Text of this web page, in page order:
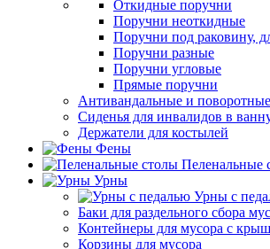
Откидные поручни
Поручни неоткидные
Поручни под раковину,
Поручни разные
Поручни угловые
Прямые поручни
Антивандальные и поворотные
Сиденья для инвалидов в
Держатели для костылей
Фены
Пеленальные
Урны
Урны с
Баки для раздельного сбора
Контейнеры для мусора с
Корзины для мусора